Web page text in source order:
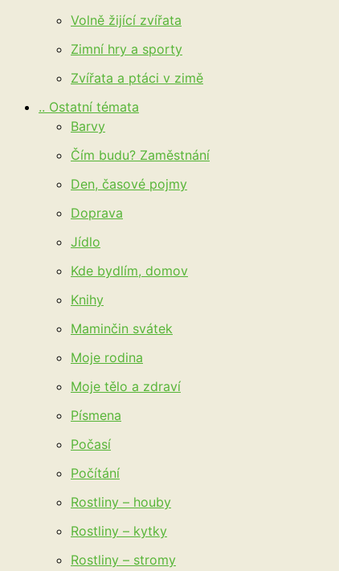
Volně žijící zvířata
Zimní hry a sporty
Zvířata a ptáci v zimě
.. Ostatní témata
Barvy
Čím budu? Zaměstnání
Den, časové pojmy
Doprava
Jídlo
Kde bydlím, domov
Knihy
Maminčin svátek
Moje rodina
Moje tělo a zdraví
Písmena
Počasí
Počítání
Rostliny – houby
Rostliny – kytky
Rostliny – stromy